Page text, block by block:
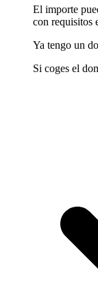
El importe
con requisitos
Ya tengo un
Si coges el